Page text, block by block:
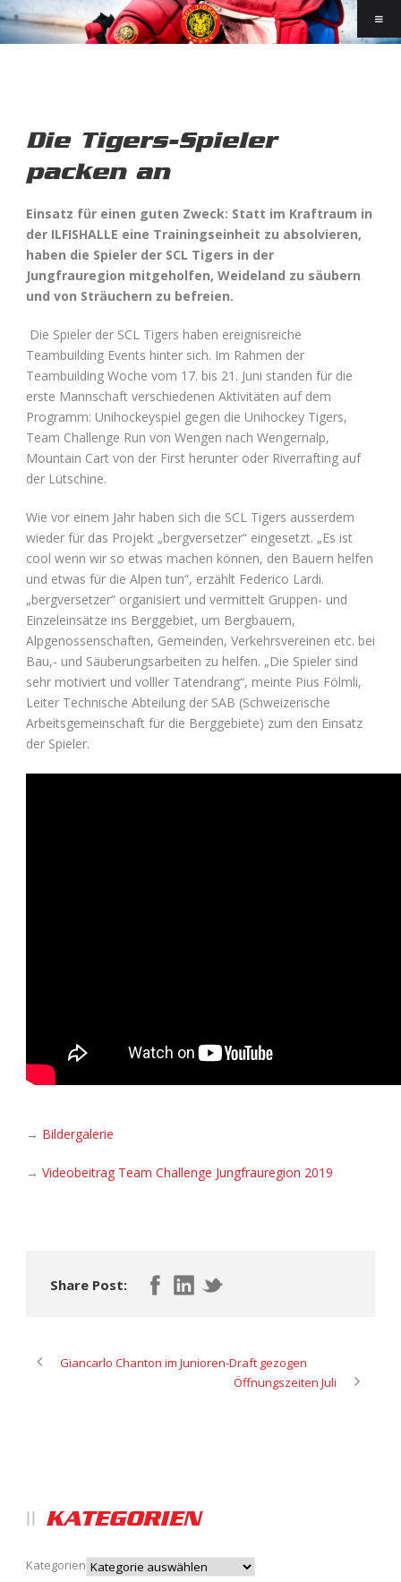
Die Tigers-Spieler
packen an
Einsatz für einen guten Zweck: Statt im Kraftraum in
der ILFISHALLE eine Trainingseinheit zu absolvieren,
haben die Spieler der SCL Tigers in der
Jungfrauregion mitgeholfen, Weideland zu säubern
und von Sträuchern zu befreien.
Die Spieler der SCL Tigers haben ereignisreiche
Teambuilding Events hinter sich. Im Rahmen der
Teambuilding Woche vom 17. bis 21. Juni standen für die
erste Mannschaft verschiedenen Aktivitäten auf dem
Programm: Unihockeyspiel gegen die Unihockey Tigers,
Team Challenge Run von Wengen nach Wengernalp,
Mountain Cart von der First herunter oder Riverrafting auf
der Lütschine.
Wie vor einem Jahr haben sich die SCL Tigers ausserdem
wieder für das Projekt „bergversetzer“ eingesetzt. „Es ist
cool wenn wir so etwas machen können, den Bauern helfen
und etwas für die Alpen tun“, erzählt Federico Lardi.
„bergversetzer“ organisiert und vermittelt Gruppen- und
Einzeleinsätze ins Berggebiet, um Bergbauern,
Alpgenossenschaften, Gemeinden, Verkehrsvereinen etc. bei
Bau,- und Säuberungsarbeiten zu helfen. „Die Spieler sind
sehr motiviert und volller Tatendrang“, meinte Pius Fölmli,
Leiter Technische Abteilung der SAB (Schweizerische
Arbeitsgemeinschaft für die Berggebiete) zum den Einsatz
der Spieler.
→ Bildergalerie
→ Videobeitrag Team Challenge Jungfrauregion 2019
Share Post:
Giancarlo Chanton im Junioren-Draft gezogen
Öffnungszeiten Juli
KATEGORIEN
Kategorien